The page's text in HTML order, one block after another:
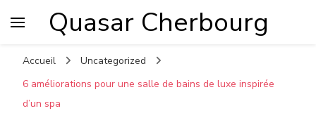
Quasar Cherbourg
Accueil
Uncategorized
6 améliorations pour une salle de bains de luxe inspirée
d’un spa